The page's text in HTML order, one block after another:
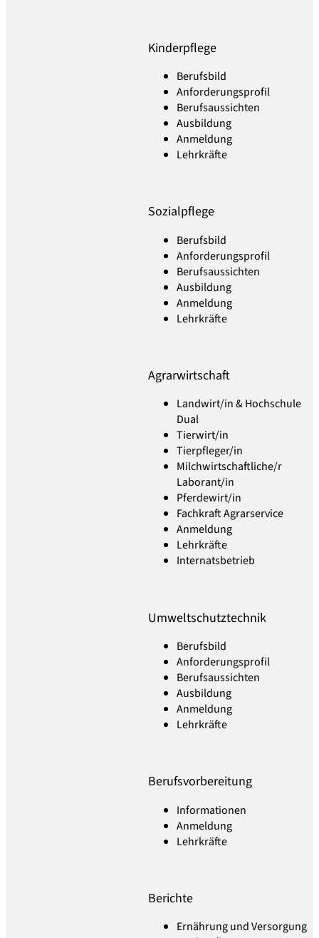
Kinderpflege
Berufsbild
Anforderungsprofil
Berufsaussichten
Ausbildung
Anmeldung
Lehrkräfte
Sozialpflege
Berufsbild
Anforderungsprofil
Berufsaussichten
Ausbildung
Anmeldung
Lehrkräfte
Agrarwirtschaft
Landwirt/in & Hochschule
Dual
Tierwirt/in
Tierpfleger/in
Milchwirtschaftliche/r
Laborant/in
Pferdewirt/in
Fachkraft Agrarservice
Anmeldung
Lehrkräfte
Internatsbetrieb
Umweltschutztechnik
Berufsbild
Anforderungsprofil
Berufsaussichten
Ausbildung
Anmeldung
Lehrkräfte
Berufsvorbereitung
Informationen
Anmeldung
Lehrkräfte
Berichte
Ernährung und Versorgung